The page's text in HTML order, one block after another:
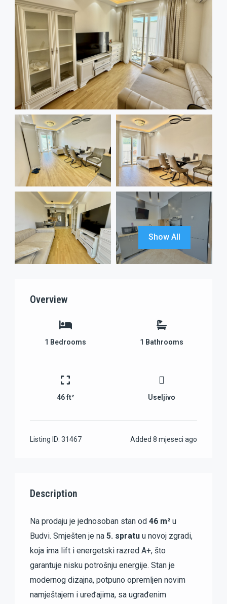
Show All
Overview
1 Bedrooms 1 Bathrooms
46 ft² Useljivo
Listing ID: 31467 Added 8 mjeseci ago
Description
Na prodaju je jednosoban stan od 46 m² u
Budvi. Smješten je na 5. spratu u novoj zgradi,
koja ima lift i energetski razred A+, što
garantuje nisku potrošnju energije. Stan je
modernog dizajna, potpuno opremljen novim
namještajem i uređajima, sa ugrađenim